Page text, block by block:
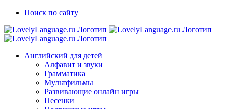
Skip
content
TelegramПоиск по сайту
Английский для детей
Алфавит и звуки
Грамматика
Мультфильмы
Развивающие онлайн игры
Песенки